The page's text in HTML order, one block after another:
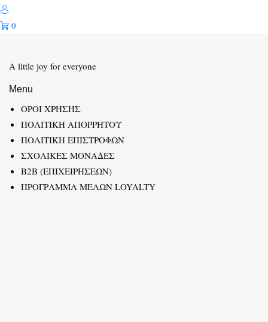
0
A little joy for everyone
Menu
ΟΡΟΙ ΧΡΗΣΗΣ
ΠΟΛΙΤΙΚΗ ΑΠΟΡΡΗΤΟΥ
ΠΟΛΙΤΙΚΗ ΕΠΙΣΤΡΟΦΩΝ
ΣΧΟΛΙΚΕΣ ΜΟΝΑΔΕΣ
B2B (ΕΠΙΧΕΙΡΗΣΕΩΝ)
ΠΡΟΓΡΑΜΜΑ ΜΕΛΩΝ LOYALTY